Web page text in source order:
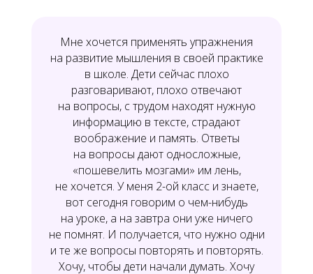
Мне хочется применять упражнения
на развитие мышления в своей практике
в школе. Дети сейчас плохо
разговаривают, плохо отвечают
на вопросы, с трудом находят нужную
информацию в тексте, страдают
воображение и память. Ответы
на вопросы дают односложные,
«пошевелить мозгами» им лень,
не хочется. У меня 2-ой класс и знаете,
вот сегодня говорим о чем-нибудь
на уроке, а на завтра они уже ничего
не помнят. И получается, что нужно одни
и те же вопросы повторять и повторять.
Хочу, чтобы дети начали думать. Хочу